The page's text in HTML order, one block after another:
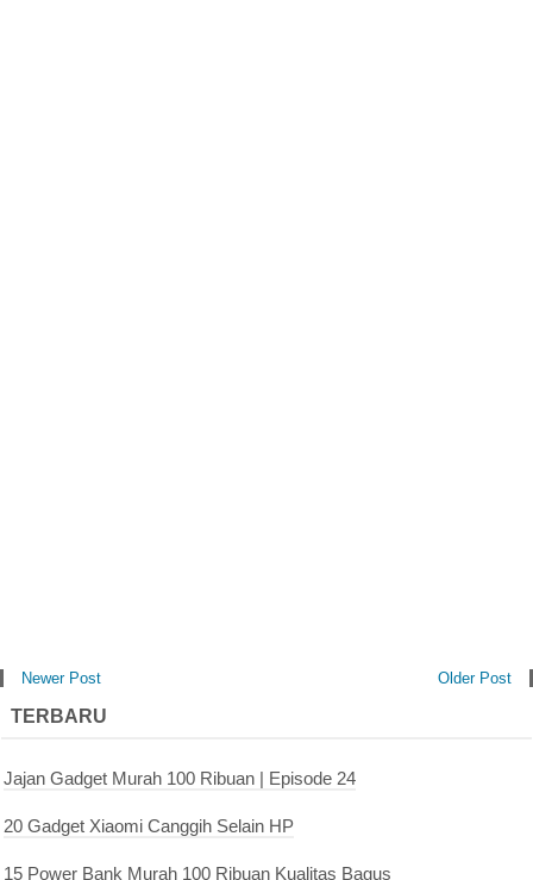
Newer Post Older Post
TERBARU
Jajan Gadget Murah 100 Ribuan | Episode 24
20 Gadget Xiaomi Canggih Selain HP
15 Power Bank Murah 100 Ribuan Kualitas Bagus